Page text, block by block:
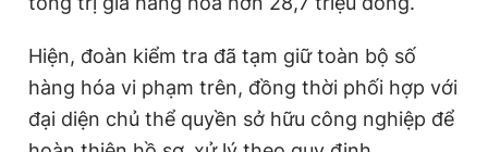
Hiện, đoàn kiểm tra đã tạm giữ toàn bộ số
hàng hóa vi phạm trên, đồng thời phối hợp với
đại diện chủ thể quyền sở hữu công nghiệp để